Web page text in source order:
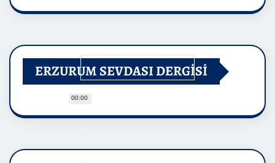
00:00
ERZURUM SEVDASI DERGİSİ